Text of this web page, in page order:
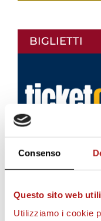
Consenso
Questo sito web
Utilizziamo i cookie
BIGLIETTI
AS